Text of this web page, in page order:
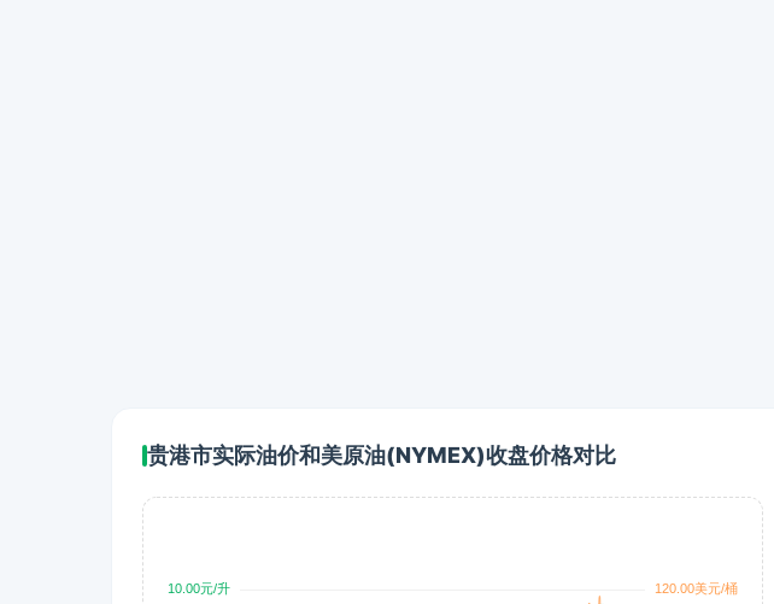
贵港市实际油价和美原油(NYMEX)收盘价格对比